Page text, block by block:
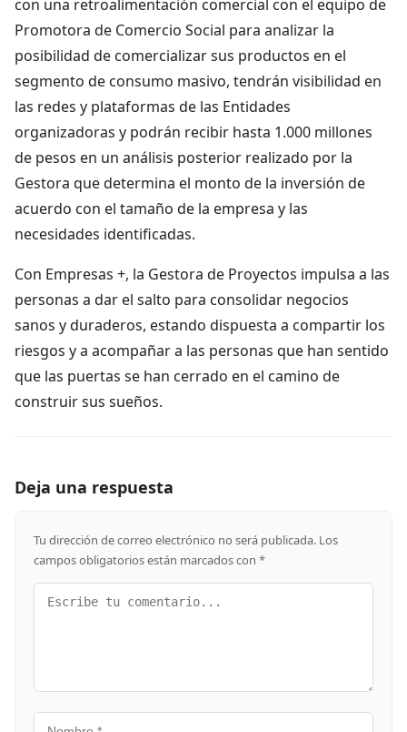
con una retroalimentación comercial con el equipo de
Promotora de Comercio Social para analizar la
posibilidad de comercializar sus productos en el
segmento de consumo masivo, tendrán visibilidad en
las redes y plataformas de las Entidades
organizadoras y podrán recibir hasta 1.000 millones
de pesos en un análisis posterior realizado por la
Gestora que determina el monto de la inversión de
acuerdo con el tamaño de la empresa y las
necesidades identificadas.
Con Empresas +, la Gestora de Proyectos impulsa a las
personas a dar el salto para consolidar negocios
sanos y duraderos, estando dispuesta a compartir los
riesgos y a acompañar a las personas que han sentido
que las puertas se han cerrado en el camino de
construir sus sueños.
Deja una respuesta
Tu dirección de correo electrónico no será publicada. Los
campos obligatorios están marcados con *